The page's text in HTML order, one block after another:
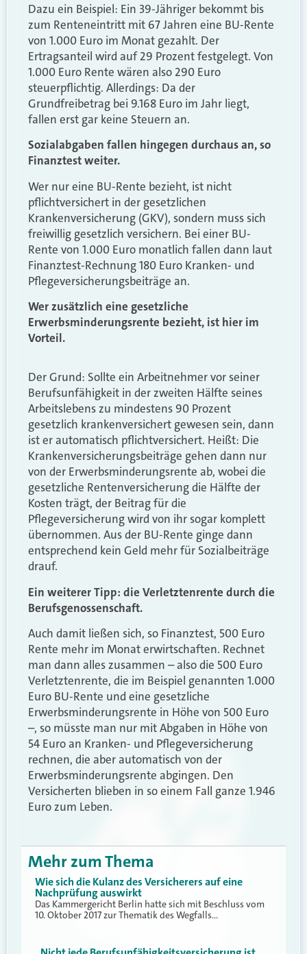
Dazu ein Beispiel: Ein 39-Jähriger bekommt bis
zum Renteneintritt mit 67 Jahren eine BU-Rente
von 1.000 Euro im Monat gezahlt. Der
Ertragsanteil wird auf 29 Prozent festgelegt. Von
1.000 Euro Rente wären also 290 Euro
steuerpflichtig. Allerdings: Da der
Grundfreibetrag bei 9.168 Euro im Jahr liegt,
fallen erst gar keine Steuern an.
Sozialabgaben fallen hingegen durchaus an, so
Finanztest weiter.
Wer nur eine BU-Rente bezieht, ist nicht
pflichtversichert in der gesetzlichen
Krankenversicherung (GKV), sondern muss sich
freiwillig gesetzlich versichern. Bei einer BU-
Rente von 1.000 Euro monatlich fallen dann laut
Finanztest-Rechnung 180 Euro Kranken- und
Pflegeversicherungsbeiträge an.
Wer zusätzlich eine gesetzliche
Erwerbsminderungsrente bezieht, ist hier im
Vorteil.
Der Grund: Sollte ein Arbeitnehmer vor seiner
Berufsunfähigkeit in der zweiten Hälfte seines
Arbeitslebens zu mindestens 90 Prozent
gesetzlich krankenversichert gewesen sein, dann
ist er automatisch pflichtversichert. Heißt: Die
Krankenversicherungsbeiträge gehen dann nur
von der Erwerbsminderungsrente ab, wobei die
gesetzliche Rentenversicherung die Hälfte der
Kosten trägt, der Beitrag für die
Pflegeversicherung wird von ihr sogar komplett
übernommen. Aus der BU-Rente ginge dann
entsprechend kein Geld mehr für Sozialbeiträge
drauf.
Ein weiterer Tipp: die Verletztenrente durch die
Berufsgenossenschaft.
Auch damit ließen sich, so Finanztest, 500 Euro
Rente mehr im Monat erwirtschaften. Rechnet
man dann alles zusammen – also die 500 Euro
Verletztenrente, die im Beispiel genannten 1.000
Euro BU-Rente und eine gesetzliche
Erwerbsminderungsrente in Höhe von 500 Euro
–, so müsste man nur mit Abgaben in Höhe von
54 Euro an Kranken- und Pflegeversicherung
rechnen, die aber automatisch von der
Erwerbsminderungsrente abgingen. Den
Versicherten blieben in so einem Fall ganze 1.946
Euro zum Leben.
Mehr zum Thema
Wie sich die Kulanz des Versicherers auf eine
Nachprüfung auswirkt
Das Kammergericht Berlin hatte sich mit Beschluss vom
10. Oktober 2017 zur Thematik des Wegfalls…